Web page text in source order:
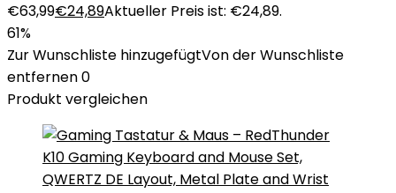
€63,99€24,89Aktueller Preis ist: €24,89.
61%
Zur Wunschliste hinzugefügtVon der Wunschliste
entfernen0
Produkt vergleichen